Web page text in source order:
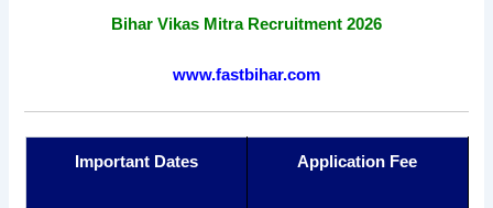
Bihar Vikas Mitra Recruitment 2026
www.fastbihar.com
Important Dates Application Fee